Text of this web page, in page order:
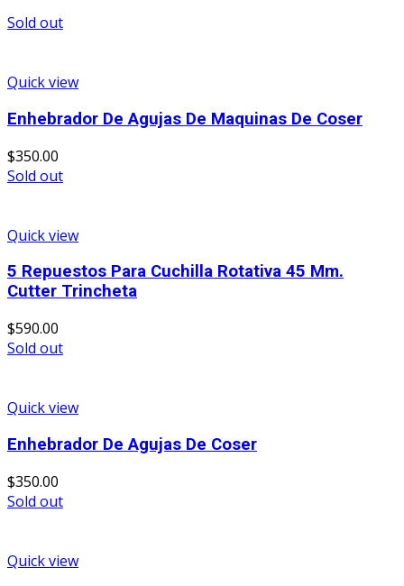
Sold out
Quick view
Enhebrador De Agujas De Maquinas De Coser
$350.00
Sold out
Quick view
5 Repuestos Para Cuchilla Rotativa 45 Mm.
Cutter Trincheta
$590.00
Sold out
Quick view
Enhebrador De Agujas De Coser
$350.00
Sold out
Quick view